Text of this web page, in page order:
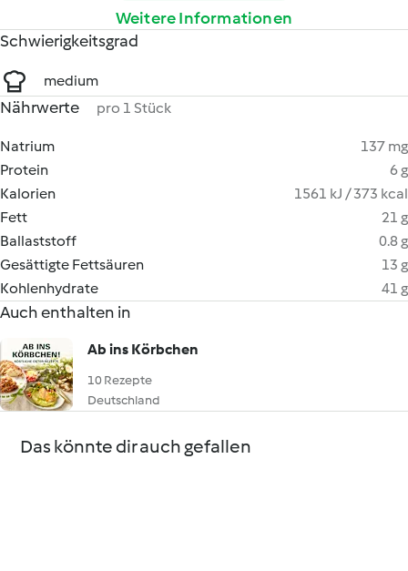
Weitere Informationen
Schwierigkeitsgrad
medium
Nährwerte pro 1 Stück
Natrium
137 mg
Protein
6 g
Kalorien
1561 kJ / 373 kcal
Fett
21 g
Ballaststoff
0.8 g
Gesättigte Fettsäuren
13 g
Kohlenhydrate
41 g
Auch enthalten in
Ab ins Körbchen
10 Rezepte
Deutschland
Das könnte dir auch gefallen